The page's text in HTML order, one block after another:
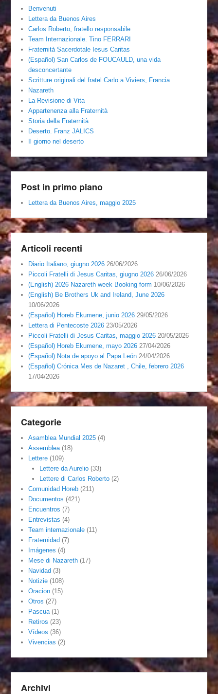
Benvenuti
Lettera da Buenos Aires
Carlos Roberto, fratello responsabile
Team Internazionale. Tino FERRARI
Fraternità Sacerdotale Iesus Caritas
(Español) San Carlos de FOUCAULD, una vida
desconcertante
Scritture originali del fratel Carlo a Viviers, Francia
Nazareth
La Revisione di Vita
Appartenenza alla Fraternità
Storia della Fraternità
Deserto. Franz JALICS
Il giorno nel deserto
Post in primo piano
Lettera da Buenos Aires, maggio 2025
Articoli recenti
Diario Italiano, giugno 2026 26/06/2026
Piccoli Fratelli di Jesus Caritas, giugno 2026 26/06/2026
(English) 2026 Nazareth week Booking form 10/06/2026
(English) Be Brothers Uk and Ireland, June 2026
10/06/2026
(Español) Horeb Ekumene, junio 2026 29/05/2026
Lettera di Pentecoste 2026 23/05/2026
Piccoli Fratelli di Jesus Caritas, maggio 2026 20/05/2026
(Español) Horeb Ekumene, mayo 2026 27/04/2026
(Español) Nota de apoyo al Papa León 24/04/2026
(Español) Crónica Mes de Nazaret , Chile, febrero 2026
17/04/2026
Categorie
Asamblea Mundial 2025 (4)
Assemblea (18)
Lettere (109)
Lettere da Aurelio(33)
Lettere di Carlos Roberto(2)
Comunidad Horeb (211)
Documentos (421)
Encuentros (7)
Entrevistas (4)
Team internazionale (11)
Fraternidad (7)
Imágenes (4)
Mese di Nazareth (17)
Navidad (3)
Notizie (108)
Oracion (15)
Otros (27)
Pascua (1)
Retiros (23)
Vídeos (36)
Vivencias (2)
Archivi